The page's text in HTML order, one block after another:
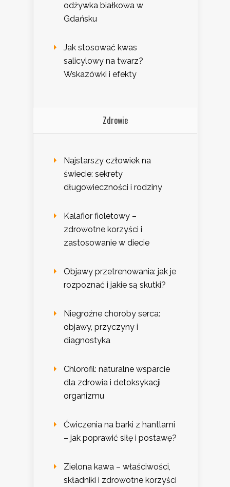
odżywka białkowa w
Gdańsku
Jak stosować kwas
salicylowy na twarz?
Wskazówki i efekty
Zdrowie
Najstarszy człowiek na
świecie: sekrety
długowieczności i rodziny
Kalafior fioletowy –
zdrowotne korzyści i
zastosowanie w diecie
Objawy przetrenowania: jak je
rozpoznać i jakie są skutki?
Niegroźne choroby serca:
objawy, przyczyny i
diagnostyka
Chlorofil: naturalne wsparcie
dla zdrowia i detoksykacji
organizmu
Ćwiczenia na barki z hantlami
– jak poprawić siłę i postawę?
Zielona kawa – właściwości,
składniki i zdrowotne korzyści